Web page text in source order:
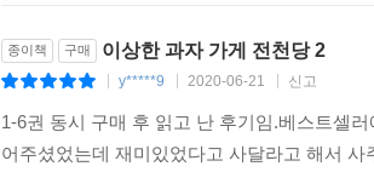
종이책 구매 이상한 과자 가게 전천당 2
y*****9 2020-06-21 신고
1-6권 동시 구매 후 읽고 난 후기임.베스트셀
어주셨었는데 재미있었다고 사달라고 해서